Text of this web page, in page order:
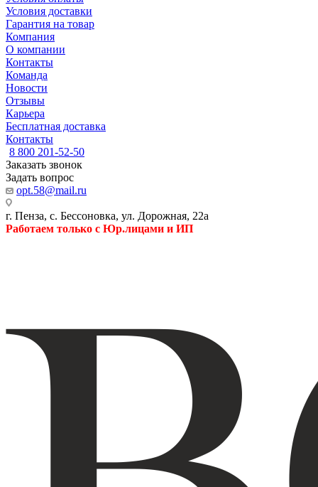
Условия доставки
Гарантия на товар
Компания
О компании
Контакты
Команда
Новости
Отзывы
Карьера
Бесплатная доставка
Контакты
8 800 201-52-50
Заказать звонок
Задать вопрос
opt.58@mail.ru
г. Пенза, с. Бессоновка, ул. Дорожная, 22а
Работаем только с Юр.лицами и ИП